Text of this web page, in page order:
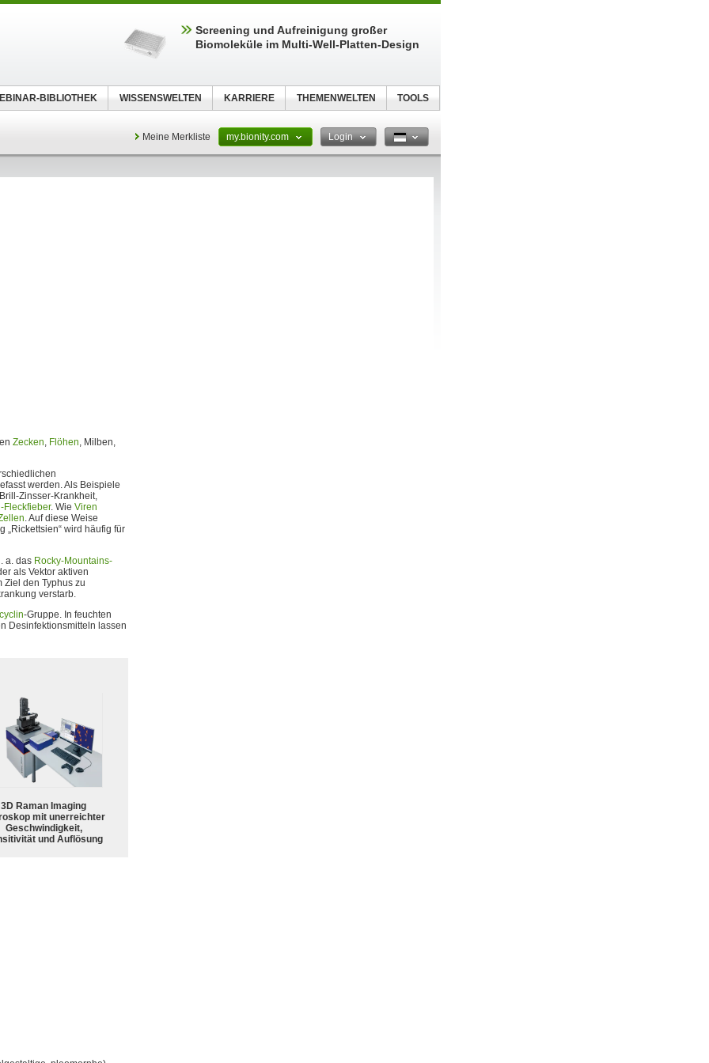
Meine Merkliste my.bionity.com Login
Zecken, Flöhen, Milben,
werden. Als Beispiele
Zinsser-Krankheit,
Fleckfieber. Wie Viren
. Auf diese Weise
wird häufig für
a. das Rocky-Mountains-
als Vektor aktiven
Ziel den Typhus zu
verstarb.
-Gruppe. In feuchten
Desinfektionsmitteln lassen
3D Raman Imaging
mit unerreichter
Geschwindigkeit,
und Auflösung
Screening und Aufreinigung großer
Biomoleküle im Multi-Well-Platten-Design
BIBLIOTHEK WISSENSWELTEN KARRIERE THEMENWELTEN TOOLS